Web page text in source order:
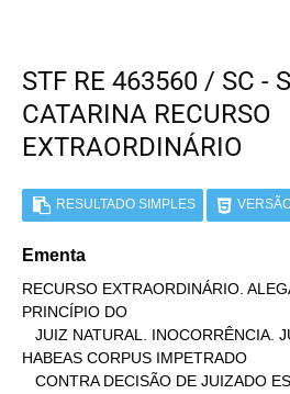
STF RE 463560 / SC -
CATARINA RECURSO
EXTRAORDINÁRIO
RESULTADO SIMPLES
Ementa
RECURSO EXTRAORDINÁRIO.
PRINCÍPIO DO
HABEAS CORPUS IMPETRADO